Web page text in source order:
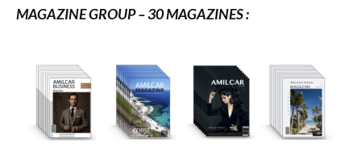
MAGAZINE GROUP – 30 MAGAZINES :